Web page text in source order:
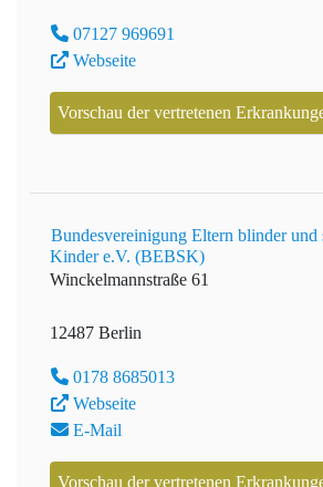
07127 969691
Webseite
Vorschau der vertretenen
Bundesvereinigung Eltern blinder und
Kinder e.V. (BEBSK)
Winckelmannstraße 61
12487 Berlin
0178 8685013
Webseite
E-Mail
Vorschau der vertretenen